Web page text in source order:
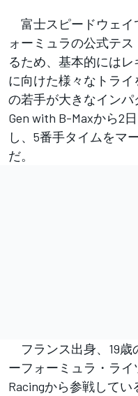
富士スピードウェイ
ォーミュラの公式テ
るため、基本的には
に向けた様々なトラ
の若手が大きなイン
Gen with B-Maxから2
し、5番手タイムをマ
だ。
フランス出身、19歳
ーフォーミュラ・ライ
Racingから参戦して